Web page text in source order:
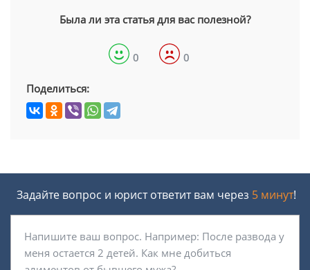
Была ли эта статья для вас полезной?
0 0
Поделиться:
Задайте вопрос и юрист ответит вам через 5 минут!